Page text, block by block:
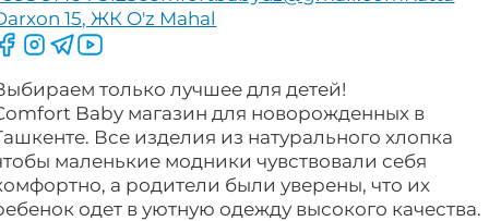
15, ЖК O'z Mahal
Следите за нами на Facebook
Следите за нами в Instagram
Следите за нами в Telegram
Следите за нами в YouTube
только лучшее для детей!
Baby магазин для новорожденных в
Все изделия из натурального хлопка
маленькие модники чувствовали себя
а родители были уверены, что их
одет в уютную одежду высокого качества.